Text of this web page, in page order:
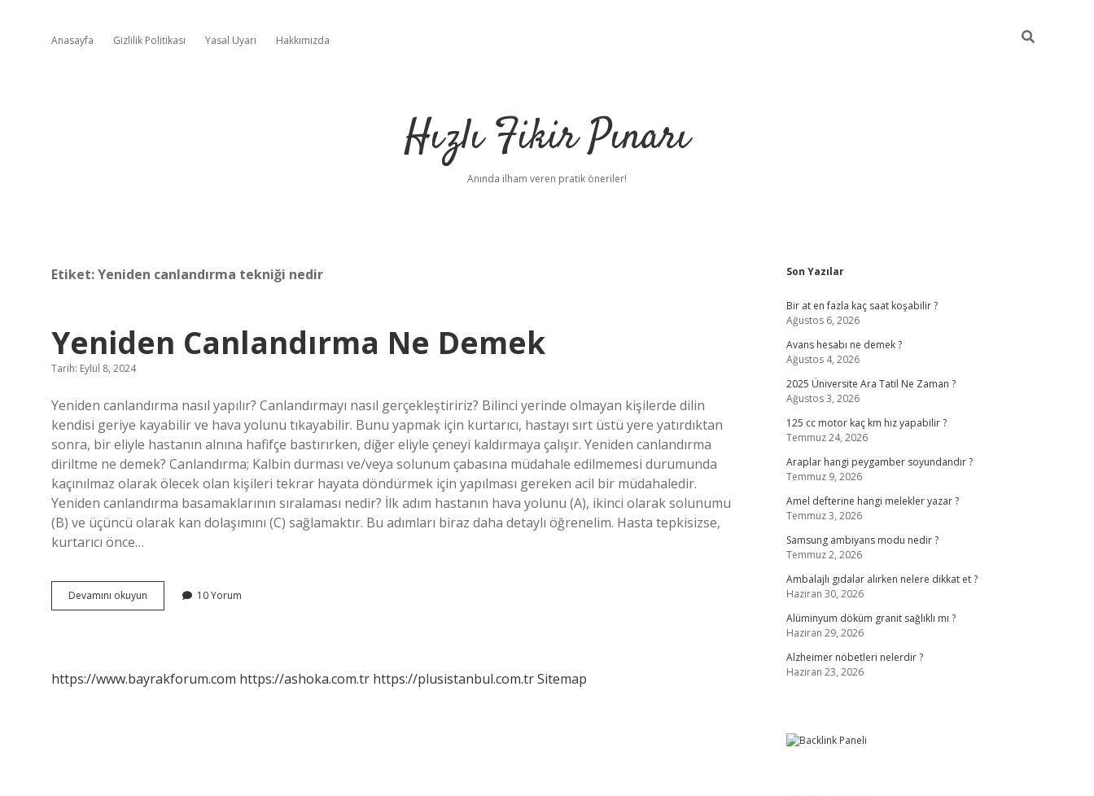
Anasayfa Gizlilik Politikası Yasal Uyarı Hakkımızda
Hızlı Fikir Pınarı
Anında ilham veren pratik öneriler!
Etiket:Yeniden canlandırma tekniği nedir
Yeniden Canlandırma Ne Demek
Tarih: Eylül 8, 2024
Yeniden canlandırma nasıl yapılır? Canlandırmayı nasıl gerçekleştiririz? Bilinci yerinde olmayan kişilerde dilin
kendisi geriye kayabilir ve hava yolunu tıkayabilir. Bunu yapmak için kurtarıcı, hastayı sırt üstü yere yatırdıktan
sonra, bir eliyle hastanın alnına hafifçe bastırırken, diğer eliyle çeneyi kaldırmaya çalışır. Yeniden canlandırma
diriltme ne demek? Canlandırma; Kalbin durması ve/veya solunum çabasına müdahale edilmemesi durumunda
kaçınılmaz olarak ölecek olan kişileri tekrar hayata döndürmek için yapılması gereken acil bir müdahaledir.
Yeniden canlandırma basamaklarının sıralaması nedir? İlk adım hastanın hava yolunu (A), ikinci olarak solunumu
(B) ve üçüncü olarak kan dolaşımını (C) sağlamaktır. Bu adımları biraz daha detaylı öğrenelim. Hasta tepkisizse,
kurtarıcı önce…
Devamını okuyun Yeniden
Canlandırma
10 Yorum
https://www.bayrakforum.com https://ashoka.com.tr https://plusistanbul.com.trSitemap
Sidebar
Son Yazılar
Bir at en fazla kaç saat koşabilir ?
Ağustos 6, 2026
Avans hesabı ne demek ?
Ağustos 4, 2026
2025 Üniversite Ara Tatil Ne Zaman ?
Ağustos 3, 2026
125 cc motor kaç km hız yapabilir ?
Temmuz 24, 2026
Araplar hangi peygamber soyundandır ?
Temmuz 9, 2026
Amel defterine hangi melekler yazar ?
Temmuz 3, 2026
Samsung ambiyans modu nedir ?
Temmuz 2, 2026
Ambalajlı gıdalar alırken nelere dikkat et ?
Haziran 30, 2026
Alüminyum döküm granit sağlıklı mı ?
Haziran 29, 2026
Alzheimer nöbetleri nelerdir ?
Haziran 23, 2026